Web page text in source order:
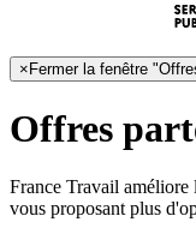
×Fermer la fenêtre
Offres
France Travail améliore
vous proposant plus